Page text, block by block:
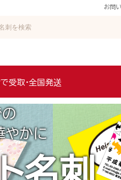
お問
受取・全国発送
の
やかに
名刺